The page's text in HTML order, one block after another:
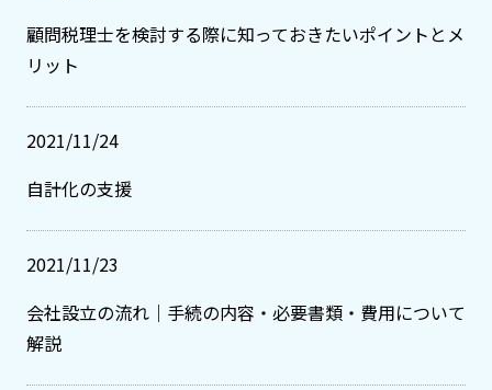
顧問税理士を検討する際に知っておきたいポイントとメ
リット
2021/11/24
自計化の支援
2021/11/23
会社設立の流れ｜手続の内容・必要書類・費用について
解説